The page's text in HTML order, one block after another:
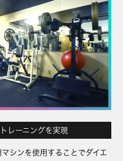
レーニングを実現
シンを使用することでダイエ